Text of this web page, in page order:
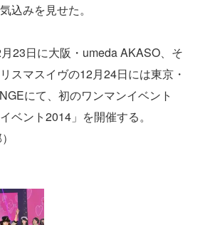
込みを見せた。
23日に大阪・umeda AKASO、そ
スマスイヴの12月24日には東京・
にて、初のワンマンイベント
ベント2014」を開催する。